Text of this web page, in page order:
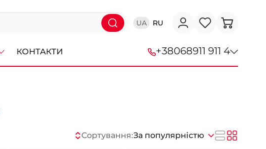
UA RU
КОНТАКТИ +38068911 911 4
+38 (095) 276-44-44
Сортування:За популярністю